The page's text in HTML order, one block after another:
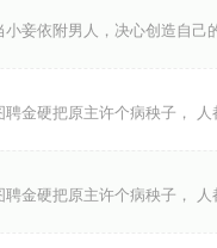
妾依附男人，决心创造自
金硬把原主许个病秧子，
金硬把原主许个病秧子，